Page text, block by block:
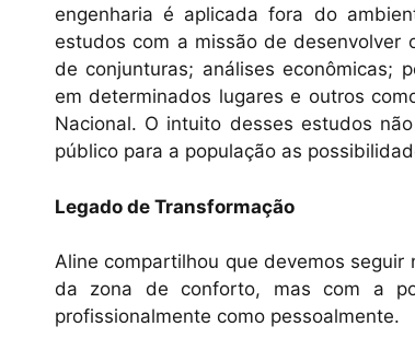
engenharia é aplicada fora do
estudos com a missão de desenvolver
de conjunturas; análises econômicas;
em determinados lugares e outros
Nacional. O intuito desses estudos
público para a população as
Legado de Transformação
Aline compartilhou que devemos
da zona de conforto, mas com a
profissionalmente como pessoalmente.